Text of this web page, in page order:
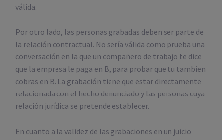
válida.
Por otro lado, las personas grabadas deben ser parte de
la relación contractual. No sería válida como prueba una
conversación en la que un compañero de trabajo te dice
que la empresa le paga en B, para probar que tu tambien
cobras en B. La grabación tiene que estar directamente
relacionada con el hecho denunciado y las personas cuya
relación jurídica se pretende establecer.
En cuanto a la validez de las grabaciones en un juicio